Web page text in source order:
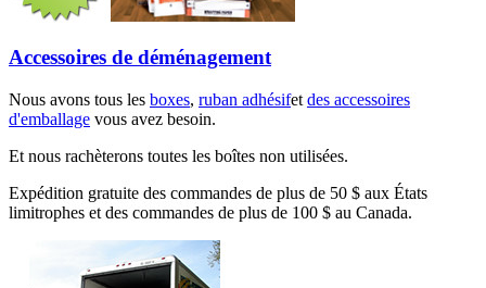
Accessoires de déménagement
Nous avons tous les boxes, ruban adhésifet des accessoires
d'emballage vous avez besoin.
Et nous rachèterons toutes les boîtes non utilisées.
Expédition gratuite des commandes de plus de 50 $ aux États
limitrophes et des commandes de plus de 100 $ au Canada.